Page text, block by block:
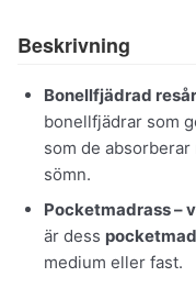
Beskrivning
Bonellfjädrad
bonellfjädrar som
som de
sömn.
Pocketmadrass –
är dess
medium eller fast.